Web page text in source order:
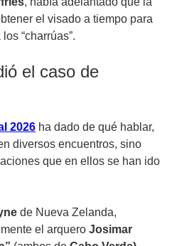
el visado a tiempo para
“charrúas”.
el caso de
2026 ha dado de qué hablar,
diversos encuentros, sino
que en ellos se han ido
de Nueva Zelanda,
el arquero Josimar